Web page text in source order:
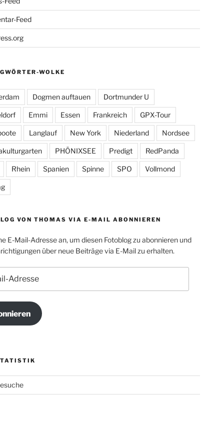
Feed
WOLKE
Dogmen auftauen Dortmunder U
Emmi Essen Frankreich GPX-Tour
Langlauf New York Niederland Nordsee
PHÖNIXSEE Predigt RedPanda
Rhein Spanien Spinne SPO Vollmond
VON THOMAS VIA E-MAIL ABONNIEREN
E-Mail-Adresse an, um diesen Fotoblog zu abonnieren und
über neue Beiträge via E-Mail zu erhalten.